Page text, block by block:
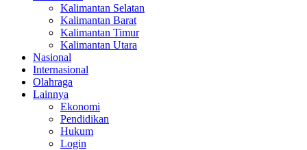
Kalimantan Selatan
Kalimantan Barat
Kalimantan Timur
Kalimantan Utara
Nasional
Internasional
Olahraga
Lainnya
Ekonomi
Pendidikan
Hukum
Login